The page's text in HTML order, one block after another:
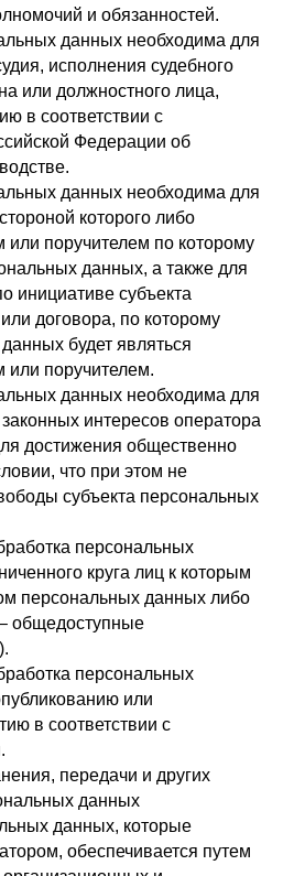
и обязанностей.
данных необходима для
исполнения судебного
или должностного лица,
в соответствии с
Федерации об
данных необходима для
которого либо
или поручителем по которому
данных, а также для
инициативе субъекта
договора, по которому
будет являться
или поручителем.
данных необходима для
интересов оператора
достижения общественно
что при этом не
субъекта персональных
персональных
круга лиц к которым
персональных данных либо
общедоступные
персональных
или
в соответствии с
передачи и других
данных
данных, которые
обеспечивается путем
47